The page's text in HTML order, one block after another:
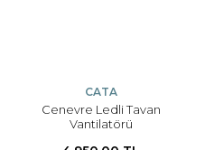
CATA
Cenevre Ledli Tavan
Vantilatörü